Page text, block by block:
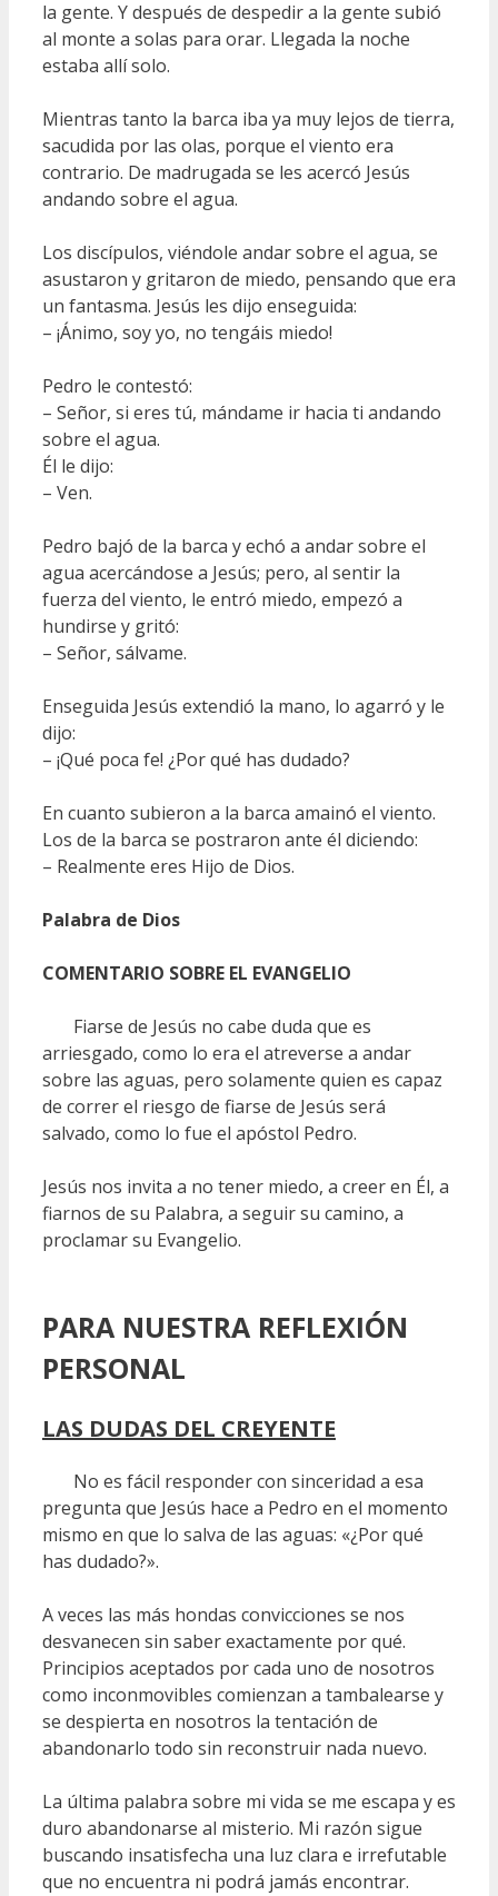
la gente. Y después de despedir a la gente subió
al monte a solas para orar. Llegada la noche
estaba allí solo.
Mientras tanto la barca iba ya muy lejos de tierra,
sacudida por las olas, porque el viento era
contrario. De madrugada se les acercó Jesús
andando sobre el agua.
Los discípulos, viéndole andar sobre el agua, se
asustaron y gritaron de miedo, pensando que era
un fantasma. Jesús les dijo enseguida:
– ¡Ánimo, soy yo, no tengáis miedo!
Pedro le contestó:
– Señor, si eres tú, mándame ir hacia ti andando
sobre el agua.
Él le dijo:
– Ven.
Pedro bajó de la barca y echó a andar sobre el
agua acercándose a Jesús; pero, al sentir la
fuerza del viento, le entró miedo, empezó a
hundirse y gritó:
– Señor, sálvame.
Enseguida Jesús extendió la mano, lo agarró y le
dijo:
– ¡Qué poca fe! ¿Por qué has dudado?
En cuanto subieron a la barca amainó el viento.
Los de la barca se postraron ante él diciendo:
– Realmente eres Hijo de Dios.
Palabra de Dios
COMENTARIO SOBRE EL EVANGELIO
Fiarse de Jesús no cabe duda que es
arriesgado, como lo era el atreverse a andar
sobre las aguas, pero solamente quien es capaz
de correr el riesgo de fiarse de Jesús será
salvado, como lo fue el apóstol Pedro.
Jesús nos invita a no tener miedo, a creer en Él, a
fiarnos de su Palabra, a seguir su camino, a
proclamar su Evangelio.
PARA NUESTRA REFLEXIÓN
PERSONAL
LAS DUDAS DEL CREYENTE
No es fácil responder con sinceridad a esa
pregunta que Jesús hace a Pedro en el momento
mismo en que lo salva de las aguas: «¿Por qué
has dudado?».
A veces las más hondas convicciones se nos
desvanecen sin saber exactamente por qué.
Principios aceptados por cada uno de nosotros
como inconmovibles comienzan a tambalearse y
se despierta en nosotros la tentación de
abandonarlo todo sin reconstruir nada nuevo.
La última palabra sobre mi vida se me escapa y es
duro abandonarse al misterio. Mi razón sigue
buscando insatisfecha una luz clara e irrefutable
que no encuentra ni podrá jamás encontrar.